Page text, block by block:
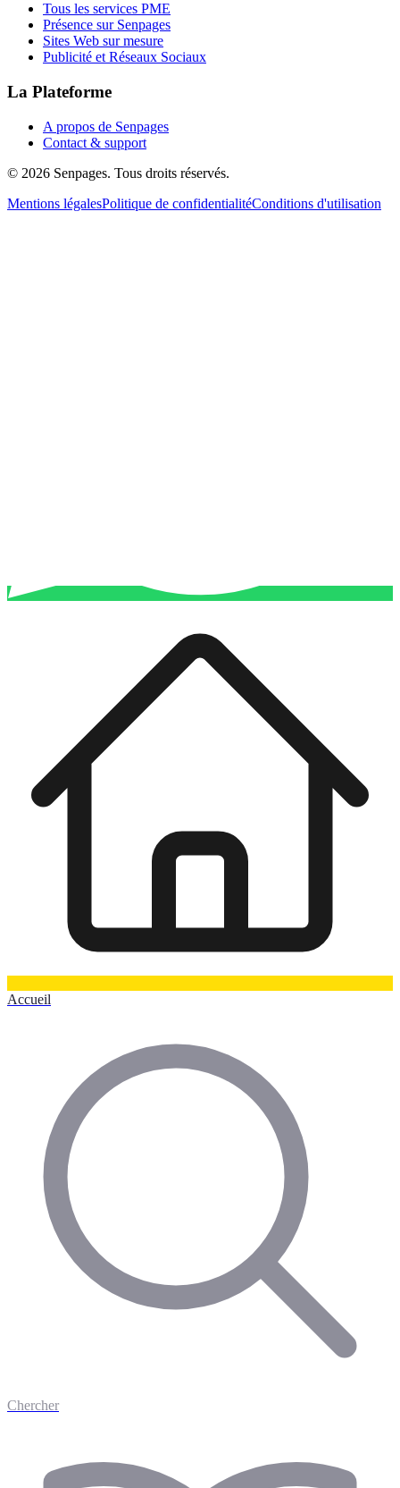
Tous les services PME
Présence sur Senpages
Sites Web sur mesure
Publicité et Réseaux Sociaux
La Plateforme
A propos de Senpages
Contact & support
© 2026 Senpages. Tous droits réservés.
Mentions légalesPolitique de confidentialitéConditions d'utilisation
Accueil
Chercher